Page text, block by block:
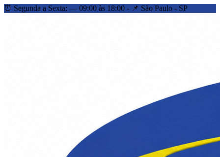
⏰ Segunda a Sexta: — 09:00 às 18:00 - 📌 São Paulo - SP